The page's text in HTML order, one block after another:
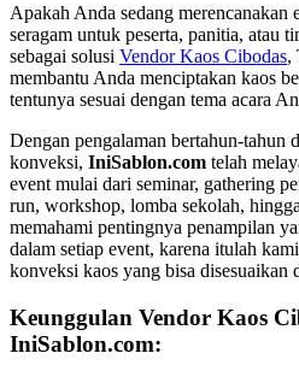
Apakah Anda sedang merencanakan
seragam untuk peserta, panitia, atau
sebagai solusi Vendor Kaos Cibodas,
membantu Anda menciptakan kaos
tentunya sesuai dengan tema acara
Dengan pengalaman bertahun-tahun
konveksi, IniSablon.com telah
event mulai dari seminar, gathering
run, workshop, lomba sekolah,
memahami pentingnya penampilan
dalam setiap event, karena itulah
konveksi kaos yang bisa disesuaikan
Keunggulan Vendor Kaos
IniSablon.com: